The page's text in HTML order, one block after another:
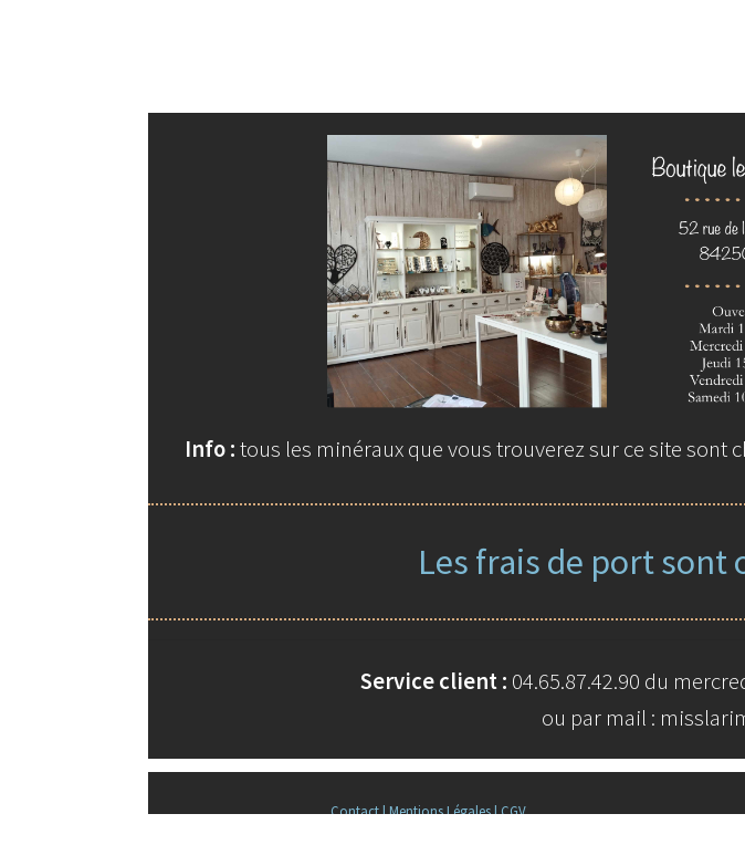
Info :tous les minéraux que vous trouverez sur ce site sont
Les frais de port sont
Service client : 04.65.87.42.90 du
ou par mail :
Contact |Mentions Légales |CGV